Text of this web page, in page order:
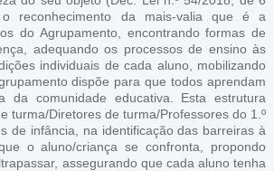
reconhecimento da mais-valia que é a
do Agrupamento, encontrando formas de
adequando os processos de ensino às
individuais de cada aluno, mobilizando
dispõe para que todos aprendam
da comunidade educativa. Esta estrutura
turma/Diretores de turma/Professores do 1.º
de infância, na identificação das barreiras à
o aluno/criança se confronta, propondo
assegurando que cada aluno tenha